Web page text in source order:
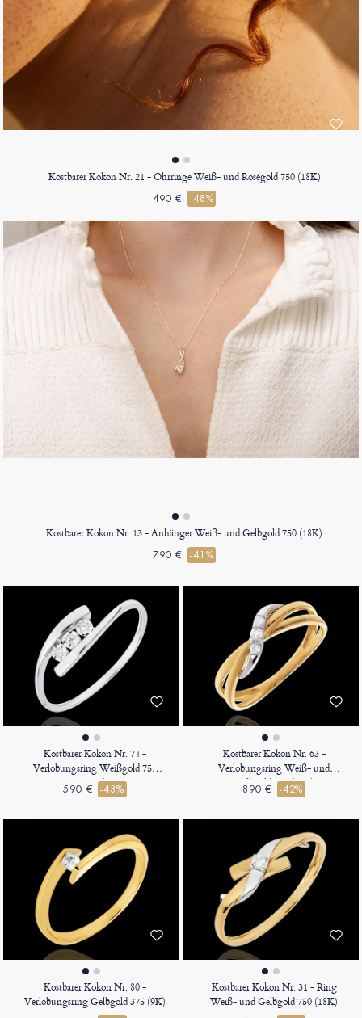
Kostbarer Kokon Nr. 21 - Ohrringe Weiß- und Roségold 750 (18K)
490 € -48%
Kostbarer Kokon Nr. 13 - Anhänger Weiß- und Gelbgold 750 (18K)
790 € -41%
Kostbarer Kokon Nr. 74 -
Verlobungsring Weißgold 750
(18K)
590 € -43%
Kostbarer Kokon Nr. 63 -
Verlobungsring Weiß- und
Gelbgold 750 (18K)
890 € -42%
Kostbarer Kokon Nr. 80 -
Verlobungsring Gelbgold 375 (9K)
Kostbarer Kokon Nr. 31 - Ring
Weiß- und Gelbgold 750 (18K)